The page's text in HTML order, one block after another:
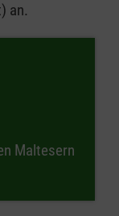
an.
Maltesern